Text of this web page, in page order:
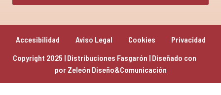
Copyright 2025 | Distribuciones Fasgarón | Diseñado con
por Zeleón Diseño&Comunicación
Accesibilidad Aviso Legal Cookies Privacidad